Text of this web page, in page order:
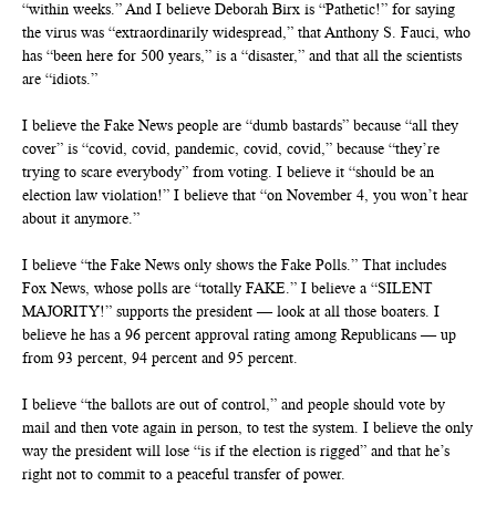
“within weeks.” And I believe Deborah Birx is “Pathetic!” for saying
the virus was “extraordinarily widespread,” that Anthony S. Fauci, who
has “been here for 500 years,” is a “disaster,” and that all the scientists
are “idiots.”
I believe the Fake News people are “dumb bastards” because “all they
cover” is “covid, covid, pandemic, covid, covid,” because “they’re
trying to scare everybody” from voting. I believe it “should be an
election law violation!” I believe that “on November 4, you won’t hear
about it anymore.”
I believe “the Fake News only shows the Fake Polls.” That includes
Fox News, whose polls are “totally FAKE.” I believe a “SILENT
MAJORITY!” supports the president — look at all those boaters. I
believe he has a 96 percent approval rating among Republicans — up
from 93 percent, 94 percent and 95 percent.
I believe “the ballots are out of control,” and people should vote by
mail and then vote again in person, to test the system. I believe the only
way the president will lose “is if the election is rigged” and that he’s
right not to commit to a peaceful transfer of power.